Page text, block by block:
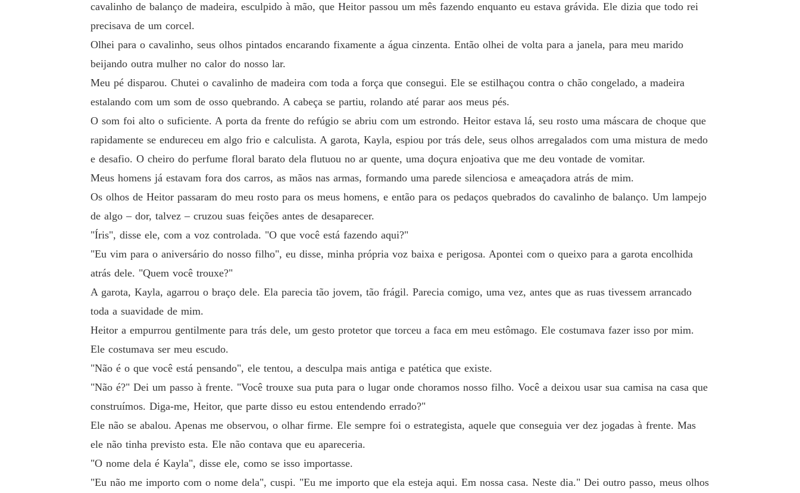
cavalinho de balanço de madeira, esculpido à mão, que Heitor passou um mês fazendo enquanto eu estava grávida. Ele dizia que todo rei
precisava de um corcel.
Olhei para o cavalinho, seus olhos pintados encarando fixamente a água cinzenta. Então olhei de volta para a janela, para meu marido
beijando outra mulher no calor do nosso lar.
Meu pé disparou. Chutei o cavalinho de madeira com toda a força que consegui. Ele se estilhaçou contra o chão congelado, a madeira
estalando com um som de osso quebrando. A cabeça se partiu, rolando até parar aos meus pés.
O som foi alto o suficiente. A porta da frente do refúgio se abriu com um estrondo. Heitor estava lá, seu rosto uma máscara de choque que
rapidamente se endureceu em algo frio e calculista. A garota, Kayla, espiou por trás dele, seus olhos arregalados com uma mistura de medo
e desafio. O cheiro do perfume floral barato dela flutuou no ar quente, uma doçura enjoativa que me deu vontade de vomitar.
Meus homens já estavam fora dos carros, as mãos nas armas, formando uma parede silenciosa e ameaçadora atrás de mim.
Os olhos de Heitor passaram do meu rosto para os meus homens, e então para os pedaços quebrados do cavalinho de balanço. Um lampejo
de algo – dor, talvez – cruzou suas feições antes de desaparecer.
"Íris", disse ele, com a voz controlada. "O que você está fazendo aqui?"
"Eu vim para o aniversário do nosso filho", eu disse, minha própria voz baixa e perigosa. Apontei com o queixo para a garota encolhida
atrás dele. "Quem você trouxe?"
A garota, Kayla, agarrou o braço dele. Ela parecia tão jovem, tão frágil. Parecia comigo, uma vez, antes que as ruas tivessem arrancado
toda a suavidade de mim.
Heitor a empurrou gentilmente para trás dele, um gesto protetor que torceu a faca em meu estômago. Ele costumava fazer isso por mim.
Ele costumava ser meu escudo.
"Não é o que você está pensando", ele tentou, a desculpa mais antiga e patética que existe.
"Não é?" Dei um passo à frente. "Você trouxe sua puta para o lugar onde choramos nosso filho. Você a deixou usar sua camisa na casa que
construímos. Diga-me, Heitor, que parte disso eu estou entendendo errado?"
Ele não se abalou. Apenas me observou, o olhar firme. Ele sempre foi o estrategista, aquele que conseguia ver dez jogadas à frente. Mas
ele não tinha previsto esta. Ele não contava que eu apareceria.
"O nome dela é Kayla", disse ele, como se isso importasse.
"Eu não me importo com o nome dela", cuspi. "Eu me importo que ela esteja aqui. Em nossa casa. Neste dia." Dei outro passo, meus olhos